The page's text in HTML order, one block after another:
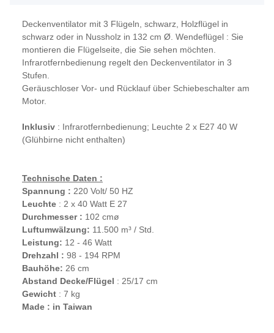
Deckenventilator mit 3 Flügeln, schwarz, Holzflügel in
schwarz oder in Nussholz in 132 cm Ø. Wendeflügel : Sie
montieren die Flügelseite, die Sie sehen möchten.
Infrarotfernbedienung regelt den Deckenventilator in 3
Stufen.
Geräuschloser Vor- und Rücklauf über Schiebeschalter am
Motor.
Inklusiv : Infrarotfernbedienung; Leuchte 2 x E27 40 W
(Glühbirne nicht enthalten)
Technische Daten :
Spannung : 220 Volt/ 50 HZ
Leuchte : 2 x 40 Watt E 27
Durchmesser : 102 cmø
Luftumwälzung: 11.500 m³ / Std.
Leistung: 12 - 46 Watt
Drehzahl : 98 - 194 RPM
Bauhöhe: 26 cm
Abstand Decke/Flügel : 25/17 cm
Gewicht : 7 kg
Made : in Taiwan